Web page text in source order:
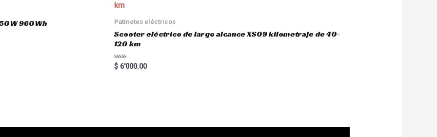
960Wh Patinetes eléctricos
Scooter eléctrico de largo alcance XS09 kilometraje de 40-
120 km
R
a
f
$ 6'000.00